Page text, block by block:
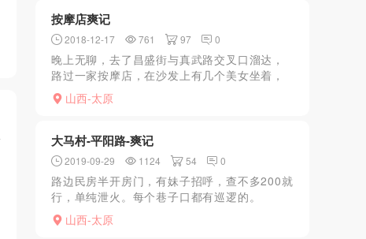
按摩店爽记
2018-12-17 761 97 0
晚上无聊，去了昌盛街与真武路交叉口溜达，
路过一家按摩店，在沙发上有几个美女坐着，
瞬间精虫上脑，进去了，挑了一个身材不错的
上二楼介绍服务。美女长的欢迎，关键身材
山西-太原
大马村-平阳路-爽记
2019-09-29 1124 54 0
路边民房半开房门，有妹子招呼，查不多200就
行，单纯泄火。每个巷子口都有巡逻的。
山西-太原